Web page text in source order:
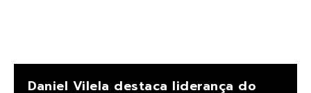
Daniel Vilela destaca liderança do